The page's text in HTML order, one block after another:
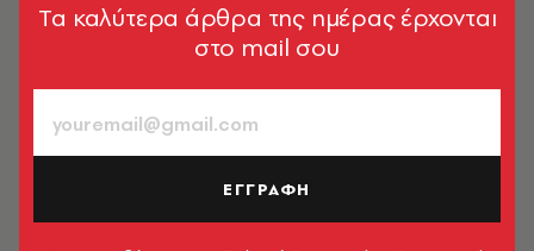
Tα καλύτερα άρθρα της ημέρας έρχονται
στο mail σου
ΕΓΓΡΑΦΗ